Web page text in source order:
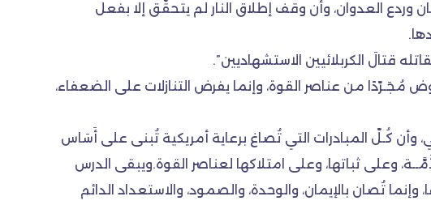
وردع العدوان، وأن وقف إطلاق النار لم يتحقّق إلا بفعل
قتالَ الكربلائيين الاستشهاديين”.
من عناصر القوة، وإنما يفرض التنازلات على الضعفاء،
كُـلّ المبادرات التي تُصاغ برعاية أمريكية تُبنى على أَسَاس
وعلى ثباتها، وعلى امتلاكها لعناصر القوة.ويبقى الدرس
تُصان بالإيمان، والوحدة، والصمود، والاستعداد الدائم